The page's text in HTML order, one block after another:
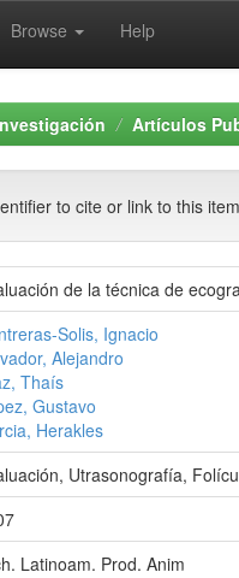
Browse Help
Artículos
to cite or link to this
de la técnica de
Solis, Ignacio
Alejandro
Thaís
Gustavo
Herakles
Utrasonografía,
Latinoam. Prod. Anim